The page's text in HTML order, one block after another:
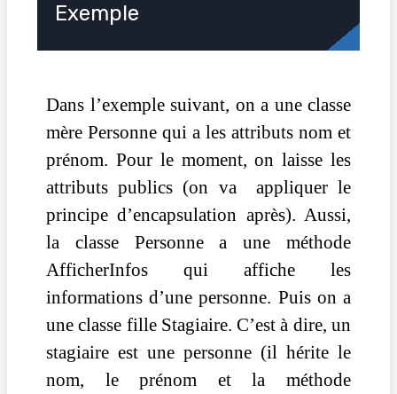
Exemple
Dans l’exemple suivant, on a une classe
mère Personne qui a les attributs nom et
prénom. Pour le moment, on laisse les
attributs publics (on va appliquer le
principe d’encapsulation après). Aussi,
la classe Personne a une méthode
AfficherInfos qui affiche les
informations d’une personne. Puis on a
une classe fille Stagiaire. C’est à dire, un
stagiaire est une personne (il hérite le
nom, le prénom et la méthode